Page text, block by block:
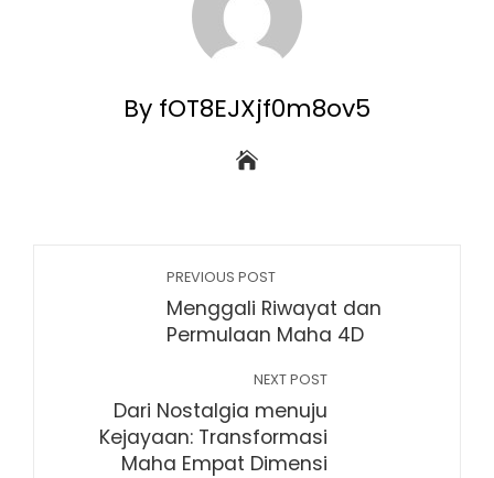
By fOT8EJXjf0m8ov5
PREVIOUS POST
Menggali Riwayat dan
Permulaan Maha 4D
NEXT POST
Dari Nostalgia menuju
Kejayaan: Transformasi
Maha Empat Dimensi